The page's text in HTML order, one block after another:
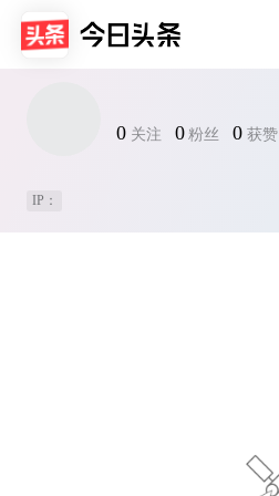
0 关注 0 粉丝 0 获赞
IP：